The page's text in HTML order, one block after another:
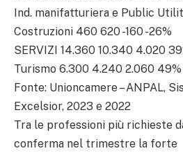
Ind. manifatturiera e Public
Costruzioni 460 620 -160 -26%
SERVIZI 14.360 10.340 4.020
Turismo 6.300 4.240 2.060 49%
Fonte: Unioncamere – ANPAL,
Excelsior, 2023 e 2022
Tra le professioni più richieste
conferma nel trimestre la forte